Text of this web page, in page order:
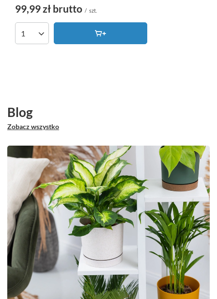
99,99 zł brutto / szt.
Ilość produktów
Blog
Zobacz wszystko